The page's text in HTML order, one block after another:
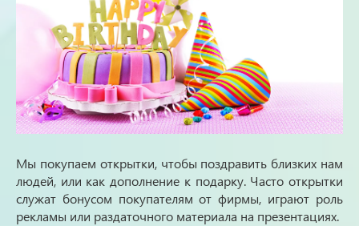
Мы покупаем открытки, чтобы поздравить близких нам
людей, или как дополнение к подарку. Часто открытки
служат бонусом покупателям от фирмы, играют роль
рекламы или раздаточного материала на презентациях.